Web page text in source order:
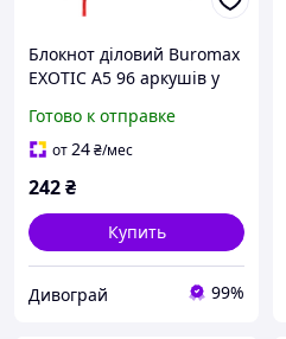
Блокнот діловий Buromax
EXOTIC А5 96 аркушів у
штучна шкіра червона
(BM.295124-05)
Готово к отправке
от24₴/мес
242₴
Купить
Дивограй 99%